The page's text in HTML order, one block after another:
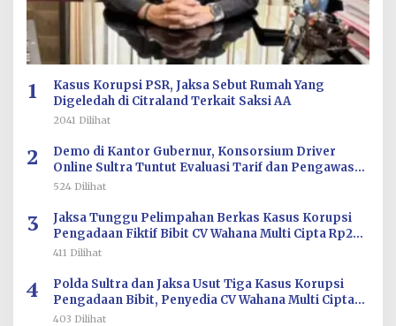
1
Kasus Korupsi PSR, Jaksa Sebut Rumah Yang
Digeledah di Citraland Terkait Saksi AA
2041 Dilihat
2
Demo di Kantor Gubernur, Konsorsium Driver
Online Sultra Tuntut Evaluasi Tarif dan Pengawasan
Aplikasi
524 Dilihat
3
Jaksa Tunggu Pelimpahan Berkas Kasus Korupsi
Pengadaan Fiktif Bibit CV Wahana Multi Cipta Rp26
Miliar
411 Dilihat
4
Polda Sultra dan Jaksa Usut Tiga Kasus Korupsi
Pengadaan Bibit, Penyedia CV Wahana Multi Cipta
Terperiksa
403 Dilihat